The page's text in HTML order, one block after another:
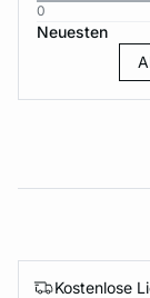
0
Neuesten
Kostenlose